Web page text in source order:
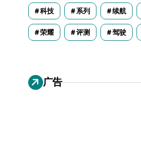
科技 系列 续航
荣耀 评测 驾驶
广告